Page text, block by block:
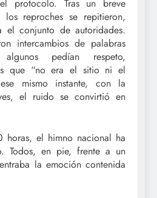
protocolo. Tras un breve
reproches se repitieron,
el conjunto de autoridades.
intercambios de palabras
pedían respeto,
que “no era el sitio ni el
mismo instante, con la
el ruido se convirtió en
horas, el himno nacional ha
Todos, en pie, frente a un
la emoción contenida